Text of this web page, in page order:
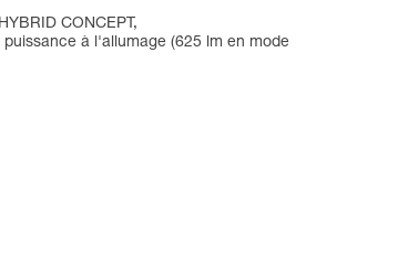
CONCEPT,
à l'allumage (625 lm en mode